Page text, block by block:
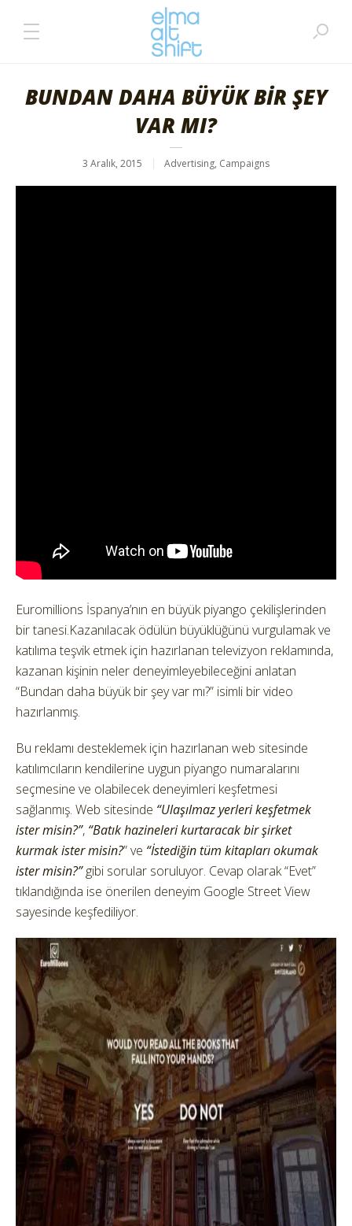
BUNDAN DAHA BÜYÜK BİR ŞEY
VAR MI?
3 Aralık, 2015 Advertising, Campaigns
Euromillions İspanya’nın en büyük piyango çekilişlerinden
bir tanesi.Kazanılacak ödülün büyüklüğünü vurgulamak ve
katılıma teşvik etmek için hazırlanan televizyon reklamında,
kazanan kişinin neler deneyimleyebileceğini anlatan
“Bundan daha büyük bir şey var mı?” isimli bir video
hazırlanmış.
Bu reklamı desteklemek için hazırlanan web sitesinde
katılımcıların kendilerine uygun piyango numaralarını
seçmesine ve olabilecek deneyimleri keşfetmesi
sağlanmış. Web sitesinde “Ulaşılmaz yerleri keşfetmek
ister misin?”, “Batık hazineleri kurtaracak bir şirket
kurmak ister misin?” ve “İstediğin tüm kitapları okumak
ister misin?”gibi sorular soruluyor. Cevap olarak “Evet”
tıklandığında ise önerilen deneyim Google Street View
sayesinde keşfediliyor.